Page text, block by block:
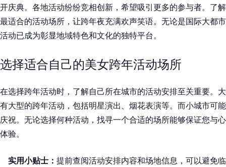
开庆典。各地活动纷纷竞相创新，希望吸引更多的参与者。了
最适合的活动场所，让跨年夜充满欢声笑语。无论是国际大都
活动已成为彰显地域特色和文化的独特平台。
选择适合自己的美女跨年活动场所
在选择跨年活动时，了解自己所在城市的活动安排至关重要。
有大型的跨年活动，包括明星演出、烟花表演等。而小城市可
庆祝。无论选择何种活动，找寻一个合适的场所能够保证您与
体验。
实用小贴士： 提前查阅活动安排内容和场地信息，可以避免